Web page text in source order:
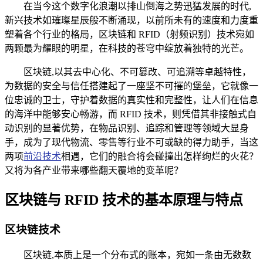
在当今这个数字化浪潮以排山倒海之势迅猛发展的时代,
新兴技术如璀璨星辰般不断涌现，以前所未有的速度和力度重
塑着各个行业的格局，区块链和 RFID（射频识别）技术宛如
两颗最为耀眼的明星，在科技的苍穹中绽放着独特的光芒。
区块链,以其去中心化、不可篡改、可追溯等卓越特性，
为数据的安全与信任搭建起了一座坚不可摧的堡垒，它就像一
位忠诚的卫士，守护着数据的真实性和完整性，让人们在信息
的海洋中能够安心畅游，而 RFID 技术，则凭借其非接触式自
动识别的显著优势，在物品识别、追踪和管理等领域大显身
手，成为了现代物流、零售等行业不可或缺的得力助手，当这
两项前沿技术相遇，它们的融合将会碰撞出怎样绚烂的火花？
又将为各产业带来哪些翻天覆地的变革呢？
区块链与 RFID 技术的基本原理与特点
区块链技术
区块链,本质上是一个分布式的账本，宛如一条由无数数